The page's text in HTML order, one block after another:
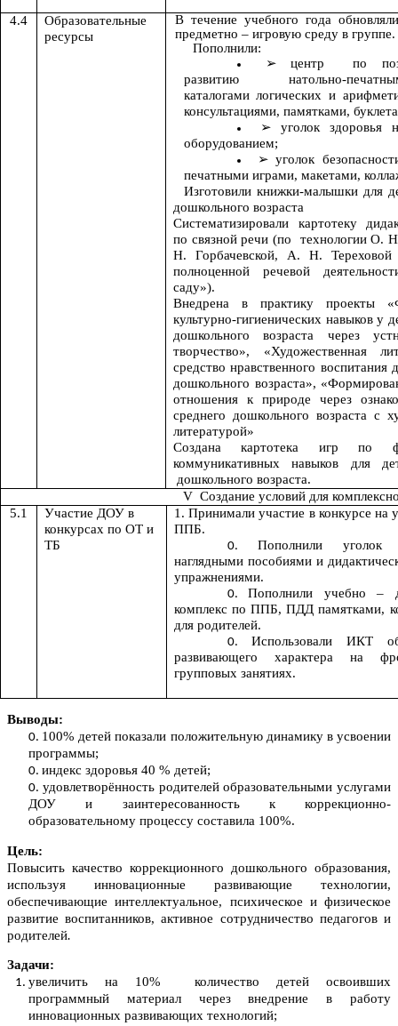
4.4
Образовательные
ресурсы
В течение учебного года
предметно – игровую среду в
Пополнили:
центр по
развитию натольно-
каталогами логических и
консультациями, памятками,
уголок здоровья
оборудованием;
уголок
печатными играми, макетами,
Изготовили книжки-малышки для
дошкольного возраста
Систематизировали картотеку
по связной речи (по технологии О.
Н. Горбачевской, А. Н. Тереховой
полноценной речевой
саду»).
Внедрена в практику проекты
культурно-гигиенических навыков у
дошкольного возраста через
творчество», «Художественная
средство нравственного воспитания
дошкольного возраста»,
отношения к природе через
среднего дошкольного возраста с
литературой»
Создана картотека игр по
коммуникативных навыков для
дошкольного возраста.
V Создание условий для
5.1
Участие ДОУ в
конкурсах по ОТ и
ТБ
1. Принимали участие в конкурсе на
ППБ.
Пополнили уголок
наглядными пособиями и
упражнениями.
Пополнили учебно –
комплекс по ППБ, ПДД памятками,
для родителей.
Использовали ИКТ
развивающего характера на
групповых занятиях.
Выводы:
100% детей показали положительную динамику в усвоении
программы;
индекс здоровья 40 % детей;
удовлетворённость родителей образовательными услугами
ДОУ и заинтересованность к коррекционно-
образовательному процессу составила 100%.
Цель:
Повысить качество коррекционного дошкольного образования,
используя инновационные развивающие технологии,
обеспечивающие интеллектуальное, психическое и физическое
развитие воспитанников, активное сотрудничество педагогов и
родителей.
Задачи:
увеличить на 10%
количество детей освоивших
программный материал через внедрение в работу
инновационных развивающих технологий;